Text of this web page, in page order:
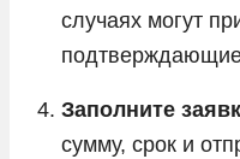
случаях могут
подтверждающие
Заполните
сумму, срок и